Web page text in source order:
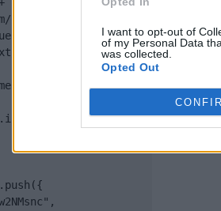
I want to opt-out of
of my Personal Data
was collected.
Opted Out
quant.js";
javascript";